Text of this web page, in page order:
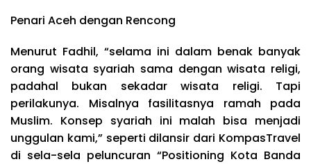
Penari Aceh dengan Rencong
Menurut Fadhil, “selama ini dalam benak banyak
orang wisata syariah sama dengan wisata religi,
padahal bukan sekadar wisata religi. Tapi
perilakunya. Misalnya fasilitasnya ramah pada
Muslim. Konsep syariah ini malah bisa menjadi
unggulan kami,” seperti dilansir dari KompasTravel
di sela-sela peluncuran “Positioning Kota Banda